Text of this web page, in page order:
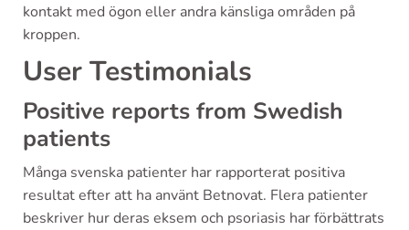
kontakt med ögon eller andra känsliga områden på
kroppen.
User Testimonials
Positive reports from Swedish
patients
Många svenska patienter har rapporterat positiva
resultat efter att ha använt Betnovat. Flera patienter
beskriver hur deras eksem och psoriasis har förbättrats